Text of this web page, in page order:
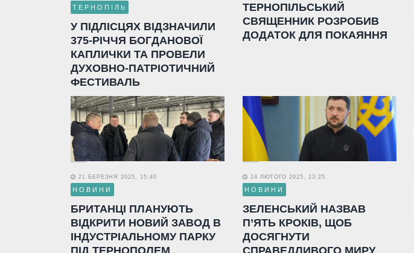
ТЕРНОПІЛЬ
У ПІДЛІСЦЯХ ВІДЗНАЧИЛИ
375-РІЧЧЯ БОГДАНОВОЇ
КАПЛИЧКИ ТА ПРОВЕЛИ
ДУХОВНО-ПАТРІОТИЧНИЙ
ФЕСТИВАЛЬ
ТЕРНОПІЛЬСЬКИЙ
СВЯЩЕННИК РОЗРОБИВ
ДОДАТОК ДЛЯ ПОКАЯННЯ
21 БЕРЕЗНЯ 2025, 15:40
НОВИНИ
БРИТАНЦІ ПЛАНУЮТЬ
ВІДКРИТИ НОВИЙ ЗАВОД В
ІНДУСТРІАЛЬНОМУ ПАРКУ
ПІД ТЕРНОПОЛЕМ
24 ЛЮТОГО 2025, 13:25
НОВИНИ
ЗЕЛЕНСЬКИЙ НАЗВАВ
П’ЯТЬ КРОКІВ, ЩОБ
ДОСЯГНУТИ
СПРАВЕДЛИВОГО МИРУ